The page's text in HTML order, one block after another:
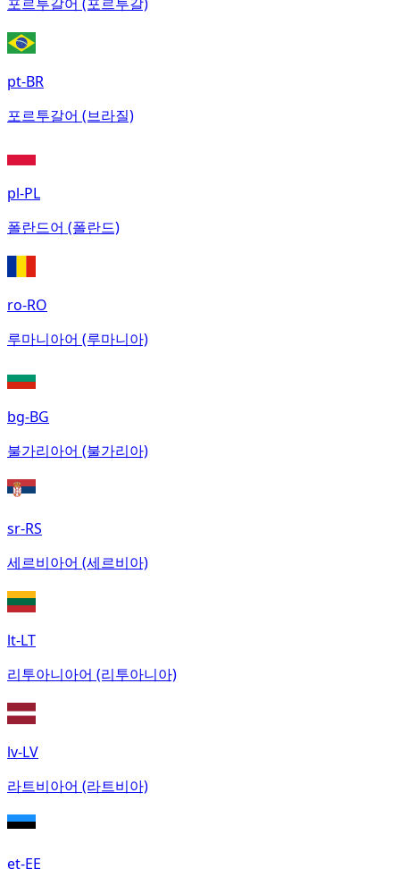
pt-BR
포르투갈어 (브라질)
pl-PL
폴란드어 (폴란드)
ro-RO
루마니아어 (루마니아)
bg-BG
불가리아어 (불가리아)
sr-RS
세르비아어 (세르비아)
lt-LT
리투아니아어 (리투아니아)
lv-LV
라트비아어 (라트비아)
et-EE